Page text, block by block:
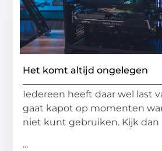
Het komt altijd ongelegen
Iedereen heeft daar wel last
gaat kapot op momenten
niet kunt gebruiken. Kijk dan
...